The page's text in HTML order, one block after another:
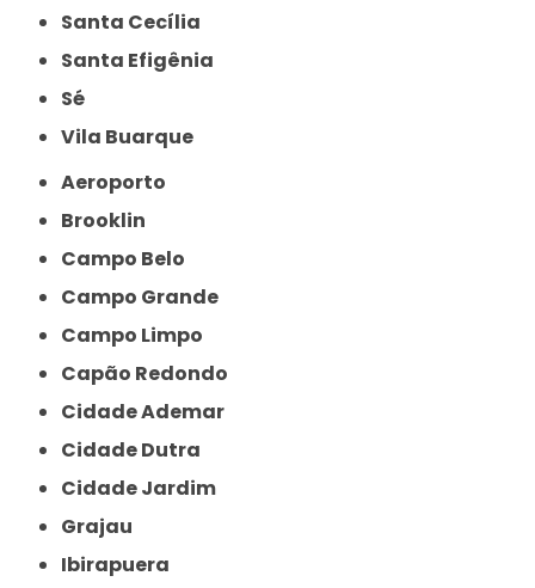
Santa Cecília
Santa Efigênia
Sé
Vila Buarque
Aeroporto
Brooklin
Campo Belo
Campo Grande
Campo Limpo
Capão Redondo
Cidade Ademar
Cidade Dutra
Cidade Jardim
Grajau
Ibirapuera